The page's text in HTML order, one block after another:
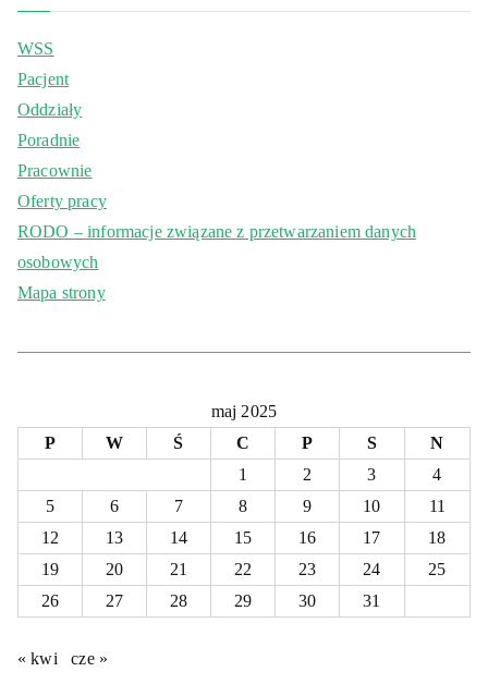
WSS
Pacjent
Oddziały
Poradnie
Pracownie
Oferty pracy
RODO – informacje związane z przetwarzaniem danych
osobowych
Mapa strony
maj 2025
P
W Ś C P S
N
1
2 3
4
5
6 7 8 9 10
11
12
13 14 15 16 17
18
19
20 21 22 23 24
25
26
27 28 29 30 31
« kwi cze »